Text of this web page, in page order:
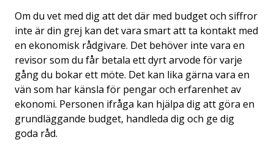
Om du vet med dig att det där med budget och siffror
inte är din grej kan det vara smart att ta kontakt med
en ekonomisk rådgivare. Det behöver inte vara en
revisor som du får betala ett dyrt arvode för varje
gång du bokar ett möte. Det kan lika gärna vara en
vän som har känsla för pengar och erfarenhet av
ekonomi. Personen ifråga kan hjälpa dig att göra en
grundläggande budget, handleda dig och ge dig
goda råd.